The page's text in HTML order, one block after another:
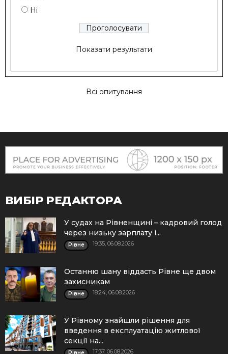
Ні
Показати результати
Всі опитування
ВИБІР РЕДАКТОРА
У судах на Рівненщині – кадровий голод
через низьку зарплату і...
Рівне 19:35, 06.08.2026
Останню шану віддасть Рівне ще двом
захисникам
Рівне 18:24, 06.08.2026
У Рівному знайшли рішення для
введення в експлуатацію житлової
секції на...
17:37, 06.08.2026